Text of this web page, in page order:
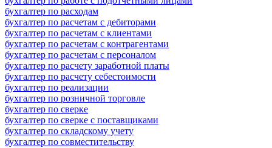
бухгалтер по расходам
бухгалтер по расчетам с дебиторами
бухгалтер по расчетам с клиентами
бухгалтер по расчетам с контрагентами
бухгалтер по расчетам с персоналом
бухгалтер по расчету заработной платы
бухгалтер по расчету себестоимости
бухгалтер по реализации
бухгалтер по розничной торговле
бухгалтер по сверке
бухгалтер по сверке с поставщиками
бухгалтер по складскому учету
бухгалтер по совместительству